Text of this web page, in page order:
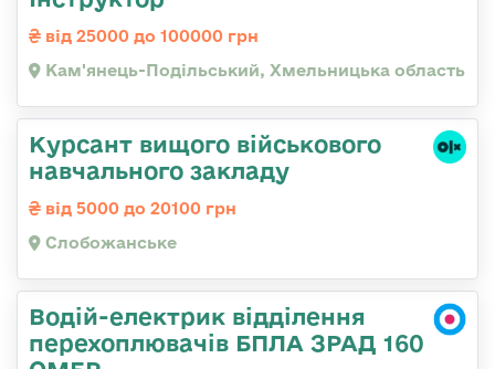
від 25000 до 100000 грн
Кам'янець-Подільський, Хмельницька область
Курсант вищого військового
навчального закладу
від 5000 до 20100 грн
Слобожанське
Водій-електрик відділення
перехоплювачів БПЛА ЗРАД 160